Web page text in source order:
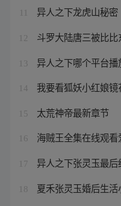
异人之下龙虎山秘密
12 斗罗大陆唐三被比比
13 异人之下哪个平台播
14 我要看狐妖小红娘镜
15 太荒神帝最新章节
16 海贼王全集在线观看
17 异人之下张灵玉最
18 夏禾张灵玉婚后生活